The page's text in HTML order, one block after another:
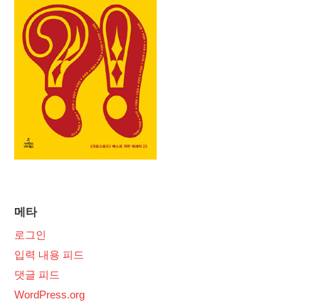
메타
로그인
입력 내용 피드
댓글 피드
WordPress.org